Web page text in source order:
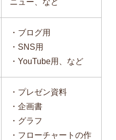
・ブログ用
・SNS用
・YouTube用、など
・プレゼン資料
・企画書
・グラフ
・フローチャートの作